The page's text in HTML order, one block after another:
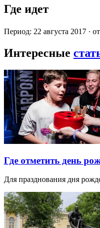
Где идет
Период: 22 августа 2017 ·
Интересные
Где отметить день
Для празднования дня